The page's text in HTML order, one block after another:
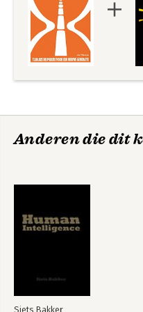
Anderen die dit
Siets Bakker